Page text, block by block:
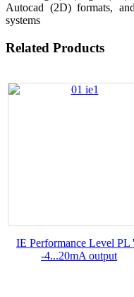
Autocad (2D) formats,
systems
Related Products
IE Performance Level PL
-4...20mA output